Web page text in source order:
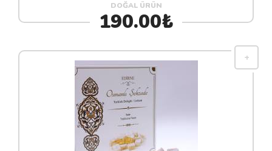
DOĞAL ÜRÜN
190.00₺